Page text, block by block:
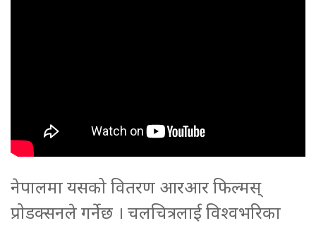
नेपालमा यसको वितरण आरआर फिल्मस्
प्रोडक्सनले गर्नेछ । चलचित्रलाई विश्वभरिका